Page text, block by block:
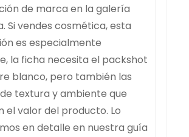
de marca en la galería
Si vendes cosmética, esta
es especialmente
la ficha necesita el packshot
blanco, pero también las
textura y ambiente que
el valor del producto. Lo
en detalle en nuestra guía